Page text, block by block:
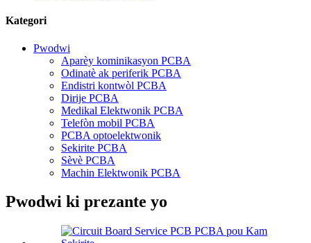
Kategori
Pwodwi
Aparèy kominikasyon PCBA
Odinatè ak periferik PCBA
Endistri kontwòl PCBA
Dirije PCBA
Medikal Elektwonik PCBA
Telefòn mobil PCBA
PCBA optoelektwonik
Sekirite PCBA
Sèvè PCBA
Machin Elektwonik PCBA
Pwodwi ki prezante yo